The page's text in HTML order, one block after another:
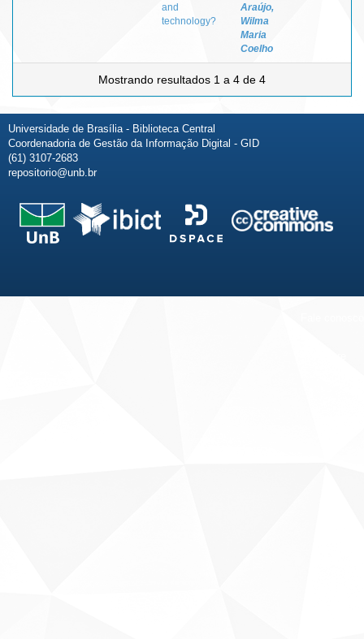
and
technology?
Araújo,
Wilma
Maria
Coelho
Mostrando resultados 1 a 4 de 4
Universidade de Brasília - Biblioteca Central
Coordenadoria de Gestão da Informação Digital - GID
(61) 3107-2683
repositorio@unb.br